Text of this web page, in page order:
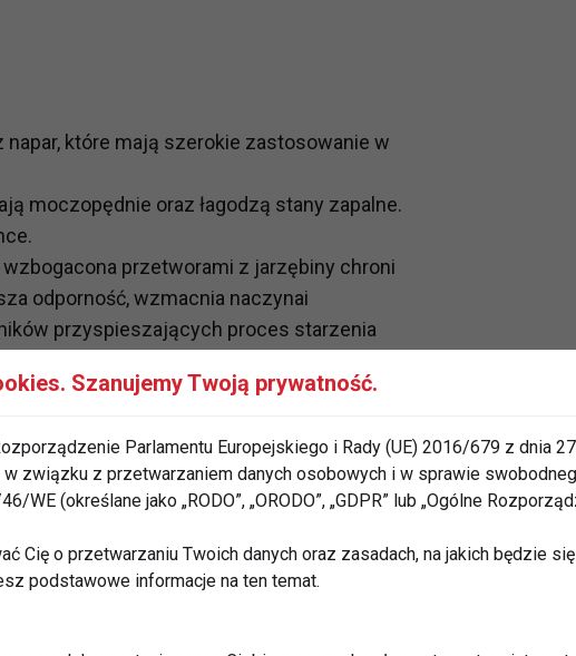
które mają szerokie zastosowanie w
moczopędnie oraz łagodzą stany zapalne.
przetworami z jarzębiny chroni
odporność, wzmacnia naczynai
przyspieszających proces starzenia
Medycyna ludowa
gojenia się ran
Do drugiego naczynia nalewamy litr wody i
dodajemy pół kilo cukru. Mieszaninę
aż cukier się rozpuści. Gdy mieszanka
razie potrzeby przed podaniem
Szanujemy Twoją prywatność.
Parlamentu Europejskiego i Rady (UE) 2016/679 z dnia
związku z przetwarzaniem danych osobowych i w sprawie
(określane jako „RODO”, „ORODO”, „GDPR” lub „Ogólne
Cię o przetwarzaniu Twoich danych oraz zasadach, na jakich będzie
podstawowe informacje na ten temat.